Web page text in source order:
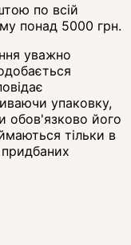
по всій
понад 5000 грн.
уважно
упаковку,
обов'язково його
тільки в